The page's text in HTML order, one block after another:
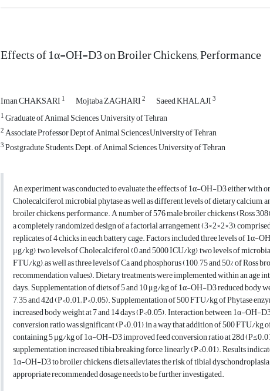
Effects of 1α-OH-D3 on Broiler Chickens, Performance
Iman CHAKSARI 1 Mojtaba ZAGHARI2 Saeed KHALAJI3
1Graduate of Animal Sciences, University of Tehran
2Associate Professor Dept of Animal Sciences,University of Tehran
3Postgradute Students, Dept. of Animal Sciences, University of Tehran
An experiment was conducted to evaluate the effects of 1α-OH-D3 either with
Cholecalciferol, microbial phytase as well as different levels of dietary calcium,
broiler chickens, performance. A number of 576 male broiler chickens (Ross
a completely randomized design of a factorial arrangement (3×2×2×3),
replicates of 4 chicks in each battery cage. Factors included three levels of 1α-
μg/kg), two levels of Cholecalciferol (0 and 5000 ICU/kg), two levels of
FTU/kg), as well as three levels of Ca and phosphorus (100, 75 and 50% of Ross
recommendation values). Dietary treatments were implemented within an age
days. Supplementation of diets of 5 and 10 μg/kg of 1α-OH-D3 reduced body
7, 35 and 42d (P<0.01; P<0.05). Supplementation of 500 FTU/kg of Phytase
increased body weight at 7 and 14 days (P<0.05). Interaction between 1α-OH-
conversion ratio was significant (P<0.01), in a way that addition of 500 FTU/kg
containing 5 μg/kg of 1α-OH-D3 improved feed conversion ratio at 28d
supplementation increased tibia breaking force, linearly (P<0.01). Results
1α-OH-D3 to broiler chickens, diets alleviates the risk of tibial
appropriate recommended dosage needs to be further investigated.